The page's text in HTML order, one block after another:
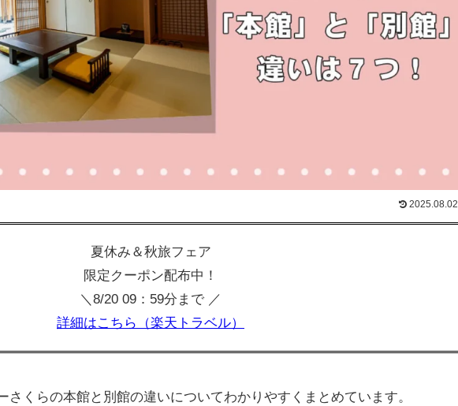
2025.08.02
夏休み＆秋旅フェア
限定クーポン配布中！
＼8/20 09：59分まで ／
詳細はこちら（楽天トラベル）
さくらの本館と別館の違いについてわかりやすくまとめています。